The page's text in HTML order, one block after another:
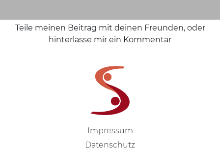
Teile meinen Beitrag mit deinen Freunden, oder
hinterlasse mir ein Kommentar
Impressum
Datenschutz